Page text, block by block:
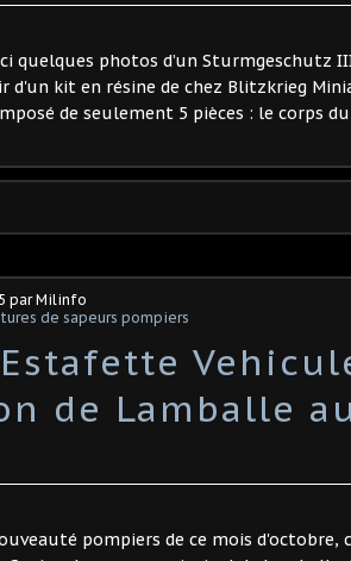
quelques photos d’un Sturmgeschutz
d'un kit en résine de chez Blitzkrieg
de seulement 5 pièces : le corps du
par Milinfo
de sapeurs pompiers
de Lamballe
pompiers de ce mois d'octobre,